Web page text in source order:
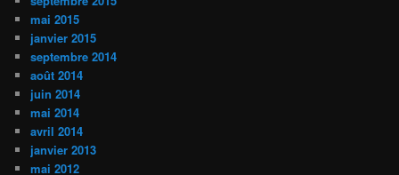
mai 2015
janvier 2015
septembre 2014
août 2014
juin 2014
mai 2014
avril 2014
janvier 2013
mai 2012